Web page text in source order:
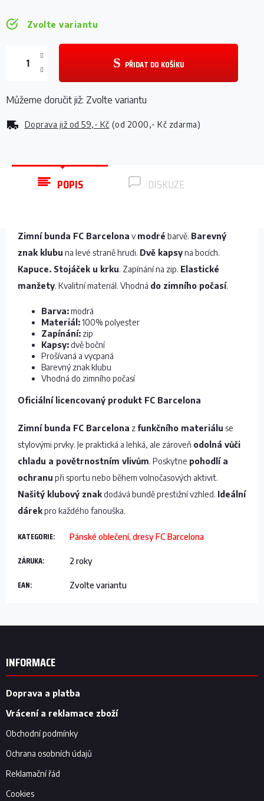
Zvolte variantu
Doprava již od 59,- Kč (od 2000,- Kč zdarma)
PŘIDAT DO KOŠÍKU
Můžeme doručit již: Zvolte variantu
POPIS DISKUZE
Zimní bunda FC Barcelona vmodré barvě. Barevný
znak klubu na levé straně hrudi. Dvě kapsyna bocích.
Kapuce. Stojáček u krku. Zapínání na zip. Elastické
manžety. Kvalitní materiál. Vhodná do zimního počasí.
Barva:modrá
Materiál:100% polyester
Zapínání: zip
Kapsy:dvě boční
Prošívaná a vycpaná
Barevný znak klubu
Vhodná do zimního počasí
Oficiální licencovaný produkt FC Barcelona
Zimní bunda FC Barcelona z funkčního materiálu se
stylovými prvky. Je praktická a lehká, ale zároveň odolná vůči
chladu a povětrnostním vlivům. Poskytne pohodlí a
ochranu při sportu nebo během volnočasových aktivit.
Našitý klubový znakdodává bundě prestižní vzhled. Ideální
dárekpro každého fanouška.
KATEGORIE: Pánské oblečení, dresy FC Barcelona
ZÁRUKA: 2 roky
EAN: Zvolte variantu
Z
INFORMACE
Doprava a platba
Vrácení a reklamace zboží
Obchodní podmínky
Ochrana osobních údajů
Reklamační řád
Cookies